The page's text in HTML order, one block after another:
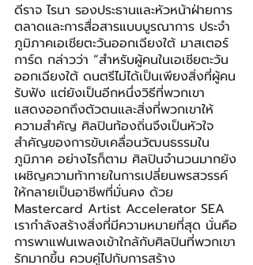
ดีราจ ไรนา รองประธานและหัวหน้าฝ่ายการ
ตลาดและการสื่อสารแบบบูรณาการ ประจำ
ภูมิภาคเอเชียตะวันออกเฉียงใต้ มาสเตอร์
การ์ด กล่าวว่า “สำหรับผู้คนในเอเชียตะวัน
ออกเฉียงใต้ ดนตรีไม่ได้เป็นเพียงสิ่งที่ผู้คน
รับฟัง แต่ยังเป็นอีกหนึ่งวิธีที่พวกเขา
แสดงออกถึงตัวตนและสิ่งที่พวกเขาให้
ความสำคัญ ศิลปินท้องถิ่นจึงเป็นหัวใจ
สำคัญของการขับเคลื่อนวัฒนธรรมใน
ภูมิภาค อย่างไรก็ตาม ศิลปินจำนวนมากยัง
เผชิญความท้าทายในการเปลี่ยนพรสวรรค์
ให้กลายเป็นอาชีพที่มั่นคง ด้วย
Mastercard Artist Accelerator SEA
เรากำลังสร้างสิ่งที่มีความหมายที่สุด นั่นคือ
การพาแฟนเพลงเข้าใกล้กับศิลปินที่พวกเขา
รักมากขึ้น ควบคู่ไปกับการสร้าง